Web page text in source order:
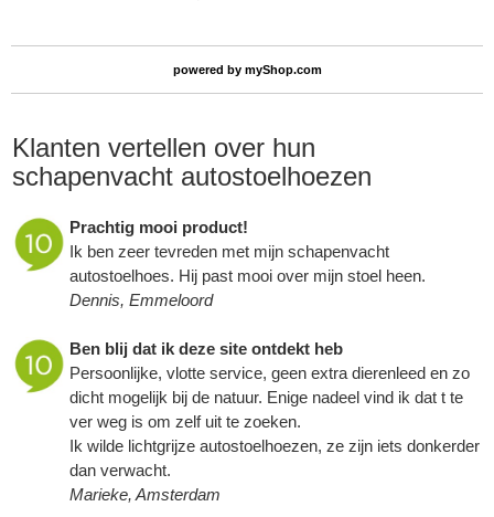
powered by myShop.com
Klanten vertellen over hun
schapenvacht autostoelhoezen
Prachtig mooi product!
Ik ben zeer tevreden met mijn schapenvacht
autostoelhoes. Hij past mooi over mijn stoel heen.
Dennis, Emmeloord
Ben blij dat ik deze site ontdekt heb
Persoonlijke, vlotte service, geen extra dierenleed en zo
dicht mogelijk bij de natuur. Enige nadeel vind ik dat t te
ver weg is om zelf uit te zoeken.
Ik wilde lichtgrijze autostoelhoezen, ze zijn iets donkerder
dan verwacht.
Marieke, Amsterdam